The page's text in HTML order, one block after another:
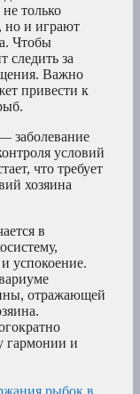
только
и играют
Чтобы
следить за
Важно
привести к
заболевание
условий
что требует
хозяина
в
успокоение.
отражающей
гармонии и